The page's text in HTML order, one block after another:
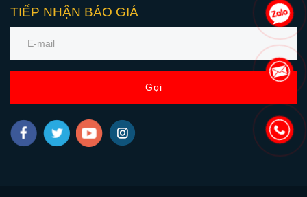
TIẾP NHẬN BÁO GIÁ
Gọi